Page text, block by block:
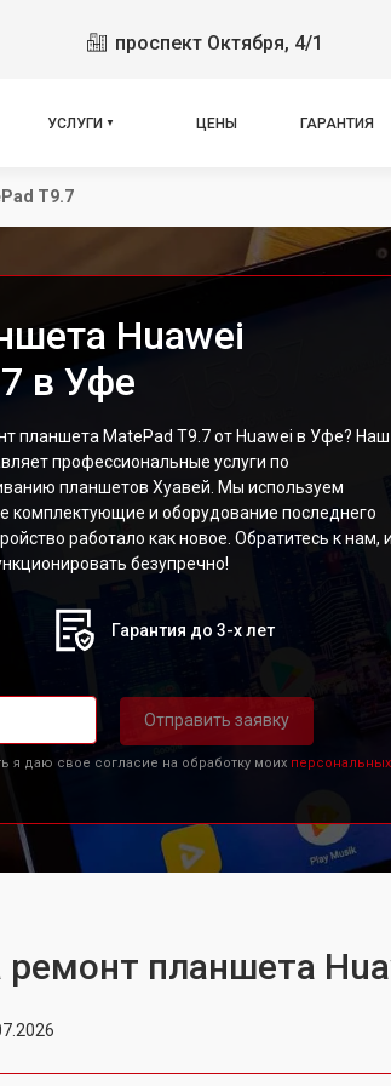
проспект Октября, 4/1
УСЛУГИ ЦЕНЫ ГАРАНТИЯ
T9.7
Huawei
в Уфе
планшета MatePad T9.7 от Huawei в Уфе? Наш
профессиональные услуги по
планшетов Хуавей. Мы используем
комплектующие и оборудование последнего
работало как новое. Обратитесь к нам, и
безупречно!
Гарантия до 3-х лет
Отправить заявку
я даю свое согласие на обработку моих персональных
ремонт планшета